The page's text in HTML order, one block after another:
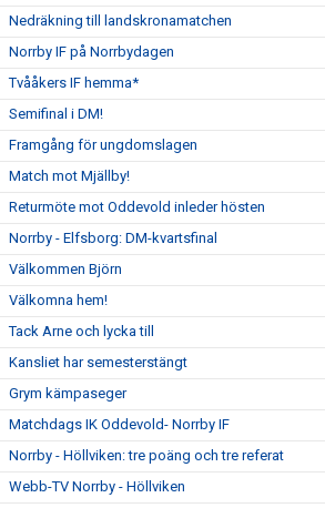
Nedräkning till landskronamatchen
Norrby IF på Norrbydagen
Tvååkers IF hemma*
Semifinal i DM!
Framgång för ungdomslagen
Match mot Mjällby!
Returmöte mot Oddevold inleder hösten
Norrby - Elfsborg: DM-kvartsfinal
Välkommen Björn
Välkomna hem!
Tack Arne och lycka till
Kansliet har semesterstängt
Grym kämpaseger
Matchdags IK Oddevold- Norrby IF
Norrby - Höllviken: tre poäng och tre referat
Webb-TV Norrby - Höllviken